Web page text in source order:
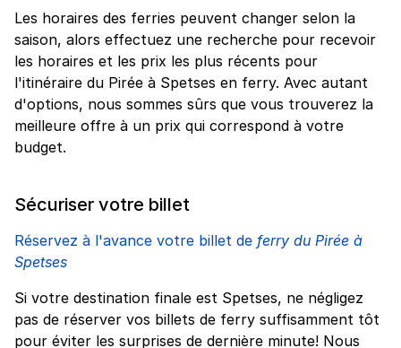
Les horaires des ferries peuvent changer selon la
saison, alors effectuez une recherche pour recevoir
les horaires et les prix les plus récents pour
l'itinéraire du Pirée à Spetses en ferry. Avec autant
d'options, nous sommes sûrs que vous trouverez la
meilleure offre à un prix qui correspond à votre
budget.
Sécuriser votre billet
Réservez à l'avance votre billet de ferry du Pirée à
Spetses
Si votre destination finale est Spetses, ne négligez
pas de réserver vos billets de ferry suffisamment tôt
pour éviter les surprises de dernière minute! Nous